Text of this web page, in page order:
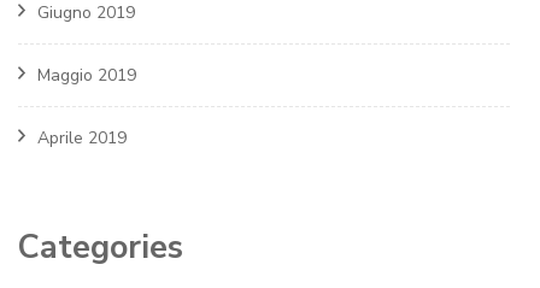
Giugno 2019
Maggio 2019
Aprile 2019
Categories